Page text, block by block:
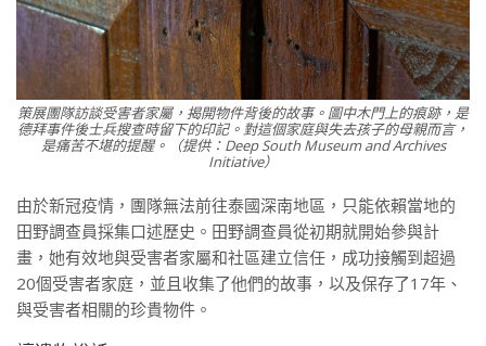
策展團隊訪談受害者家屬，揭開物件背後的故事。圖中木門上的痕跡，是
德拜事件後士兵搜查時留下的印記。對這個家庭與失去孩子的母親而言，
是痛苦不堪的提醒。（提供：Deep South Museum and Archives
Initiative）
由於新冠疫情，團隊無法前往泰國深南地區，只能依賴當地的
田野調查員採集口述歷史。田野調查員從初期就開始參與計
畫，她有效地與受害者家屬和社區建立信任，成功接觸到超過
20個受害者家庭，並且收集了他們的故事，以及保存了17年、
與受害者相關的珍貴物件。